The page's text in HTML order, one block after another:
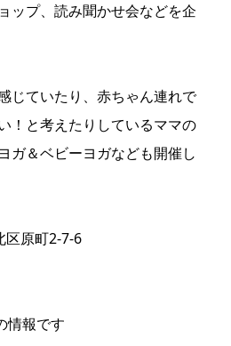
ップ、読み聞かせ会などを企
じていたり、赤ちゃん連れで
！と考えたりしているママの
ガ＆ベビーヨガなども開催し
区原町2-7-6
情報です